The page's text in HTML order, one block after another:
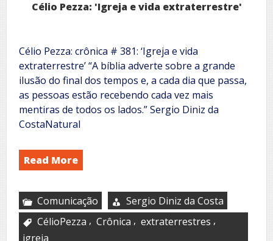
Célio Pezza: 'Igreja e vida extraterrestre'
Célio Pezza: crônica # 381: ‘Igreja e vida
extraterrestre’ “A bíblia adverte sobre a grande
ilusão do final dos tempos e, a cada dia que passa,
as pessoas estão recebendo cada vez mais
mentiras de todos os lados.” Sergio Diniz da
CostaNatural
Read More
Comunicação
Sergio Diniz da Costa
CélioPezza , Crônica , extraterrestres ,
igreja